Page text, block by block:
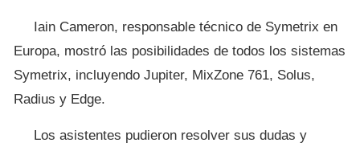
Iain Cameron, responsable técnico de Symetrix en
Europa, mostró las posibilidades de todos los sistemas
Symetrix, incluyendo Jupiter, MixZone 761, Solus,
Radius y Edge.
Los asistentes pudieron resolver sus dudas y